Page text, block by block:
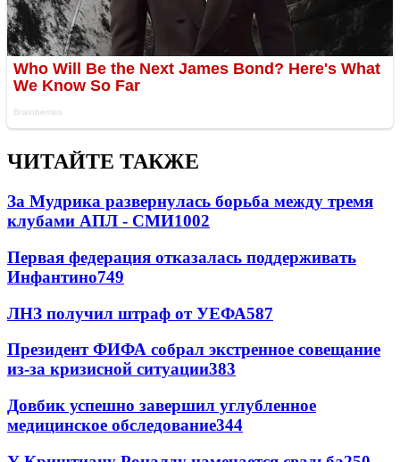
ЧИТАЙТЕ ТАКЖЕ
За Мудрика развернулась борьба между тремя
клубами АПЛ - СМИ1002
Первая федерация отказалась поддерживать
Инфантино749
ЛНЗ получил штраф от УЕФА587
Президент ФИФА собрал экстренное совещание
из-за кризисной ситуации383
Довбик успешно завершил углубленное
медицинское обследование344